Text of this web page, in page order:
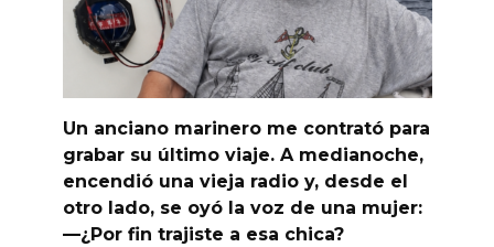
Un anciano marinero me contrató para
grabar su último viaje. A medianoche,
encendió una vieja radio y, desde el
otro lado, se oyó la voz de una mujer:
—¿Por fin trajiste a esa chica?